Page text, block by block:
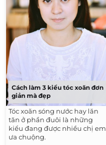
Cách làm 3 kiểu tóc xoăn đơn
giản mà đẹp
Tóc xoăn sóng nước hay lăn
tăn ở phần đuôi là những
kiểu đang được nhiều chị em
ưa chuộng.